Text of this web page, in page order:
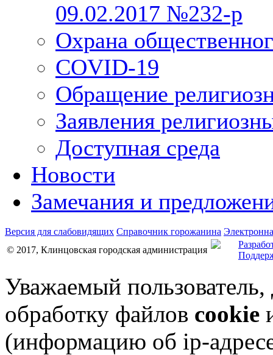
09.02.2017 №232-р
Охрана
COVID-19
Обращение
Заявления
Доступная среда
Новости
Замечания и
Версия для слабовидящих Справочник горожанина
© 2017, Клинцовская городская администрация
Уважаемый
обработку файлов cookie
(информацию об ip-